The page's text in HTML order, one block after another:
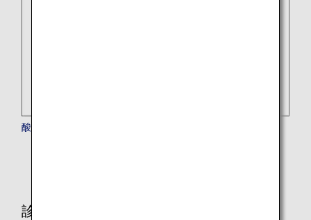
酸素濃縮器（POC）をご利用のお客様
診断書について